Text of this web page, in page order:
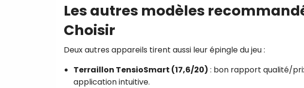
Les autres modèles
Choisir
Deux autres appareils tirent aussi leur épingle du jeu :
Terraillon TensioSmart (17,6/20) : bon rapport qualité/
application intuitive.